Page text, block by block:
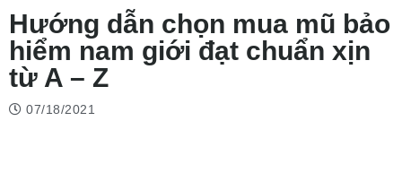
Hướng dẫn chọn mua mũ bảo
hiểm nam giới đạt chuẩn xịn
từ A – Z
07/18/2021